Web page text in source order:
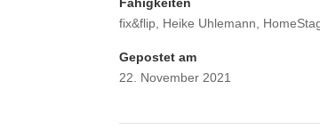
fix&flip Heike Uhlemann
Gepostet am
22. November 2021